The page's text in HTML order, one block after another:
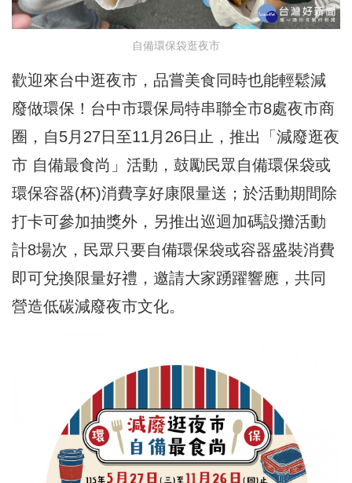
自備環保袋逛夜市
歡迎來台中逛夜市，品嘗美食同時也能輕鬆減
廢做環保！台中市環保局特串聯全市8處夜市商
圈，自5月27日至11月26日止，推出「減廢逛夜
市 自備最食尚」活動，鼓勵民眾自備環保袋或
環保容器(杯)消費享好康限量送；於活動期間除
打卡可參加抽獎外，另推出巡迴加碼設攤活動
計8場次，民眾只要自備環保袋或容器盛裝消費
即可兌換限量好禮，邀請大家踴躍響應，共同
營造低碳減廢夜市文化。